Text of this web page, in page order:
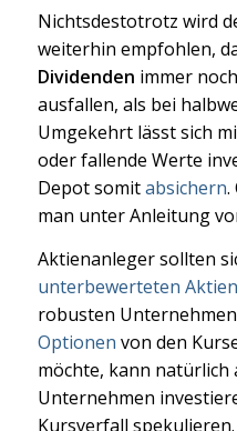
Nichtsdestotrotz wird
weiterhin empfohlen,
Dividenden immer
ausfallen, als bei
Umgekehrt lässt sich
oder fallende Werte
Depot somitabsichern.
man unter Anleitung
Aktienanleger sollten
unterbewerteten Aktien
robusten
Optionen von den
möchte, kann
Unternehmen
Kursverfall spekulieren.